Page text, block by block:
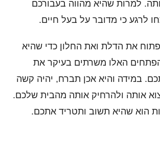
למרות שהיא מהווה בעבורכם
לרגע כי מדובר על בעל חיים.
את הדלת ואת החלון כדי שהיא
האלו משרתים בעיקר את
במידה והיא אכן תברח, יהיה קשה
אותה ולהרחיק אותה מהבית שלכם.
הוא שהיא תשוב ותטריד אתכם.